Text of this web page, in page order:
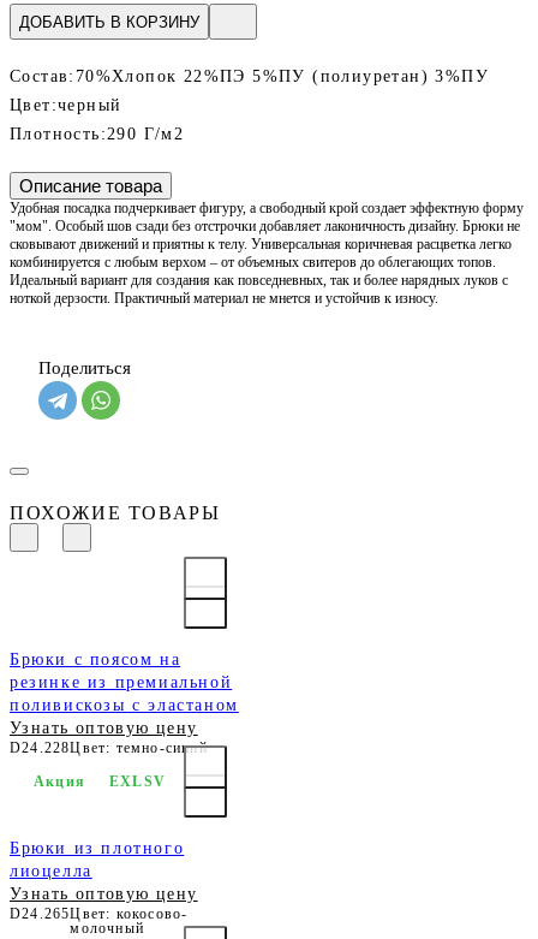
ДОБАВИТЬ В КОРЗИНУ
Состав: 70%Хлопок 22%ПЭ 5%ПУ (полиуретан) 3%ПУ
Цвет:черный
Плотность:290 Г/м2
Описание товара
Удобная посадка подчеркивает фигуру, а свободный крой создает эффектную форму
"мом". Особый шов сзади без отстрочки добавляет лаконичность дизайну. Брюки не
сковывают движений и приятны к телу. Универсальная коричневая расцветка легко
комбинируется с любым верхом – от объемных свитеров до облегающих топов.
Идеальный вариант для создания как повседневных, так и более нарядных луков с
ноткой дерзости. Практичный материал не мнется и устойчив к износу.
Поделиться
ПОХОЖИЕ ТОВАРЫ
Брюки с поясом на
резинке из премиальной
поливискозы с эластаном
Узнать оптовую цену
D24.228Цвет: темно-синий
Брюки из плотного
лиоцелла
Узнать оптовую цену
D24.265Цвет: кокосово-
молочный
Акция EXLSV